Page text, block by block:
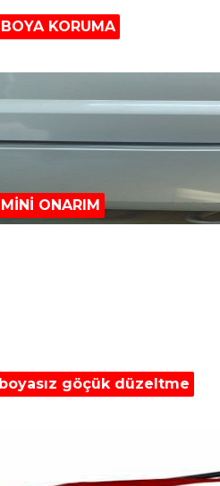
KORUMA
ONARIM
göçük düzeltme